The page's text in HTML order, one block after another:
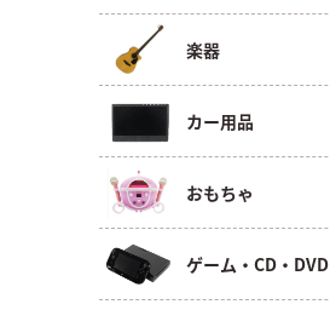
楽器
カー用品
おもちゃ
ゲーム・CD・DVD